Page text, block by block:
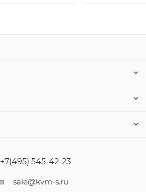
+7(495) 545-42-23
sale@kvm-s.ru